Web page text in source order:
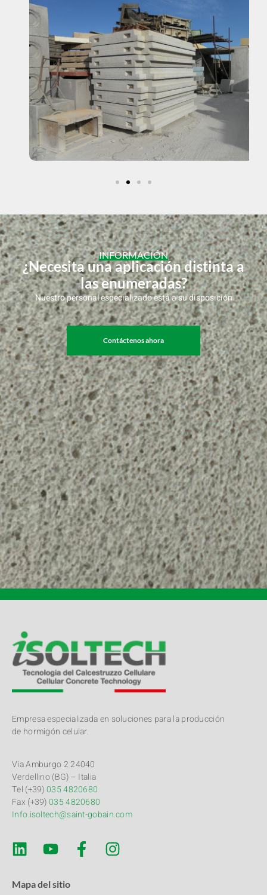
INFORMACIÓN
¿Necesita una aplicación distinta a
las enumeradas?
Nuestro personal especializado está a su disposición
Contáctenos ahora
Empresa especializada en soluciones para la producción
de hormigón celular.
Via Amburgo 2 24040
Verdellino (BG) – Italia
Tel (+39)035 4820680
Fax (+39)035 4820680
Info.isoltech@saint-gobain.com
Mapa del sitio